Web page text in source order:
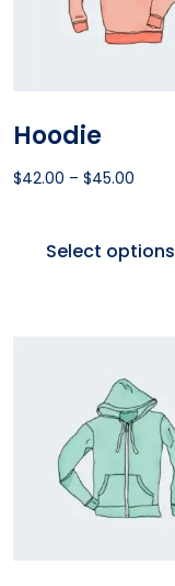
Hoodie
$42.00 – $45.00
Select options